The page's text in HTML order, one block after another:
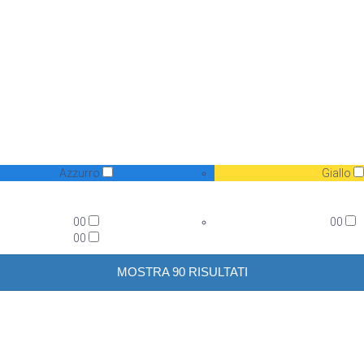
Azzurro Giallo
00 00
00
MOSTRA 90 RISULTATI